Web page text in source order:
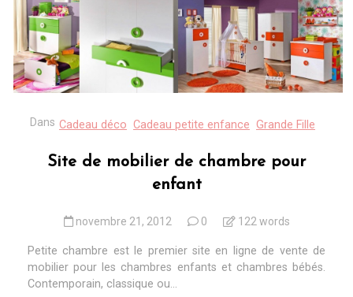
Dans Cadeau déco Cadeau petite enfance Grande Fille
Site de mobilier de chambre pour
enfant
novembre 21, 2012 0 122 words
Petite chambre est le premier site en ligne de vente de
mobilier pour les chambres enfants et chambres bébés.
Contemporain, classique ou...